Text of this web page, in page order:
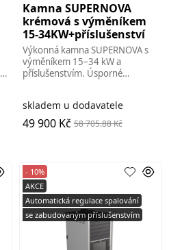
Kamna SUPERNOVA
krémová s výměníkem
15-34KW+příslušenství
Výkonná kamna SUPERNOVA s
výměníkem 15–34 kW a
příslušenstvím. Úsporné
domov.ecokamna,brno kamna
skladem u dodavatele
49 900 Kč 58 705.88 Kč
- 10%
AKCE
Automatická regulace spalování
se zabudovaným příslušenstvím